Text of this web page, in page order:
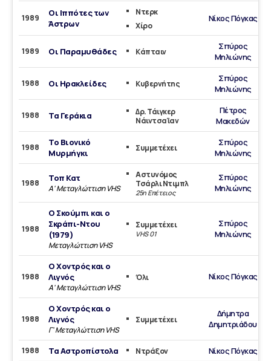
1989
Οι Ιππότες των
Άστρων
Ντερκ
Χίρο
Νίκος Πόγκας
1989 Οι Παραμυθάδες Κάπταιν
Σπύρος
Μηλιώνης
1988 Οι Ηρακλείδες Κυβερνήτης
Σπύρος
Μηλιώνης
1988 Τα Γεράκια
Δρ. Τάιγκερ
Νάιντσαϊαν
Πέτρος
Μακεδών
1988
Το Βιονικό
Μυρμήγκι
Συμμετέχει
Σπύρος
Μηλιώνης
1988 Τοπ Κατ
Α' Μεταγλώττιση VHS
Αστυνόμος
Τσάρλι Ντιμπλ
25η Επέτειος
Σπύρος
Μηλιώνης
1988
Ο Σκούμπι και ο
Σκράπι-Ντου
(1979)
Μεταγλώττιση VHS
Συμμετέχει
VHS 01
Σπύρος
Μηλιώνης
1988
Ο Χοντρός και ο
Λιγνός
Α' Μεταγλώττιση VHS
Όλι Νίκος Πόγκας
1988
Ο Χοντρός και ο
Λιγνός
Γ' Μεταγλώττιση VHS
Συμμετέχει
Δήμητρα
Δημητριάδου
1988 Τα Αστροπίστολα Ντράξον Νίκος Πόγκας